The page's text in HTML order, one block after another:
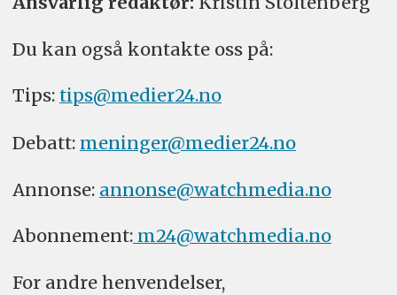
Du kan også kontakte oss på:
Tips: tips@medier24.no
Debatt: meninger@medier24.no
Annonse: annonse@watchmedia.no
Abonnement:m24@watchmedia.no
For andre henvendelser,